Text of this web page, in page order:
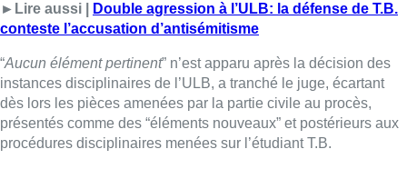
►Lire aussi |
Double agression à l’ULB: la défense de T.B.
conteste l’accusation d’antisémitisme
“Aucun élément pertinent” n’est apparu après la décision des
instances disciplinaires de l’ULB, a tranché le juge, écartant
dès lors les pièces amenées par la partie civile au procès,
présentés comme des “éléments nouveaux” et postérieurs aux
procédures disciplinaires menées sur l’étudiant T.B.